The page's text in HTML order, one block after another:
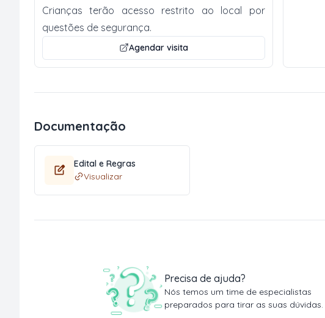
Crianças terão acesso restrito ao local por
questões de segurança.
Agendar visita
Documentação
Edital e Regras
Visualizar
Precisa de ajuda?
Nós temos um time de especialistas
preparados para tirar as suas dúvidas.